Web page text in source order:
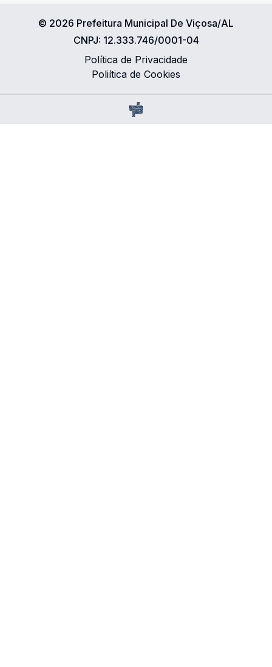
© 2026 Prefeitura Municipal De Viçosa/AL
CNPJ: 12.333.746/0001-04
Política de Privacidade
Poliítica de Cookies